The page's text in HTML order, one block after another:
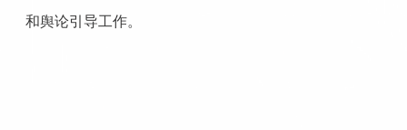
和舆论引导工作。